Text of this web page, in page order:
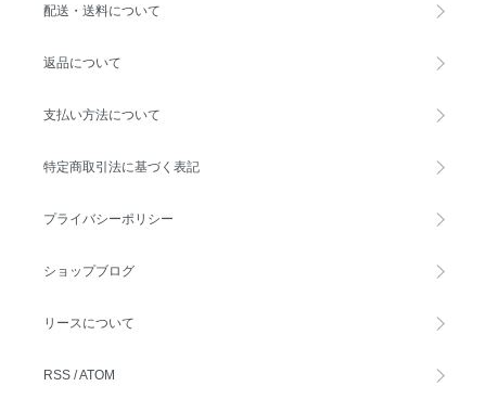
配送・送料について
返品について
支払い方法について
特定商取引法に基づく表記
プライバシーポリシー
ショップブログ
リースについて
RSS /ATOM